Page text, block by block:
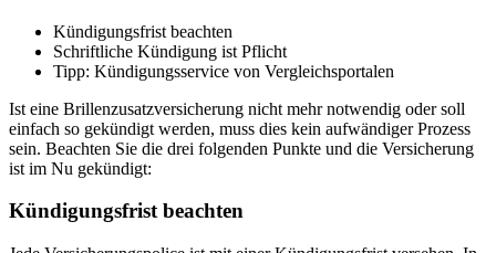
Kündigungsfrist beachten
Schriftliche Kündigung ist Pflicht
Tipp: Kündigungsservice von Vergleichsportalen
Ist eine Brillenzusatzversicherung nicht mehr notwendig oder soll
einfach so gekündigt werden, muss dies kein aufwändiger Prozess
sein. Beachten Sie die drei folgenden Punkte und die Versicherung
ist im Nu gekündigt:
Kündigungsfrist beachten